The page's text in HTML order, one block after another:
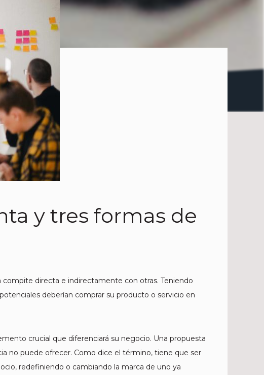
y tres formas de
directa e indirectamente con otras. Teniendo
deberían comprar su producto o servicio en
crucial que diferenciará su negocio. Una propuesta
no puede ofrecer. Como dice el término, tiene que ser
redefiniendo o cambiando la marca de uno ya